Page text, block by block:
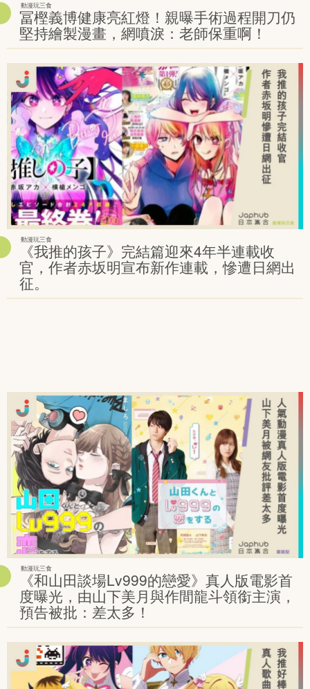
動漫玩三食
冨樫義博健康亮紅燈！親曝手術過程開刀仍
堅持繪製漫畫，網噴淚：老師保重啊！
動漫玩三食
《我推的孩子》完結篇迎來4年半連載收
官，作者赤坂明宣布新作連載，慘遭日網出
征。
動漫玩三食
《和山田談場Lv999的戀愛》真人版電影首
度曝光，由山下美月與作間龍斗領銜主演，
預告被批：差太多！